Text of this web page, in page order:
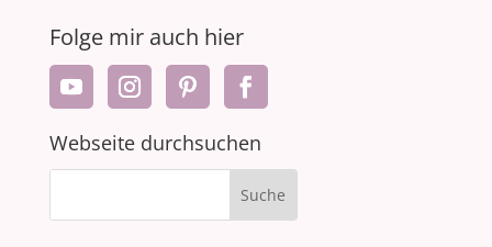
Folge mir auch hier
Webseite durchsuchen